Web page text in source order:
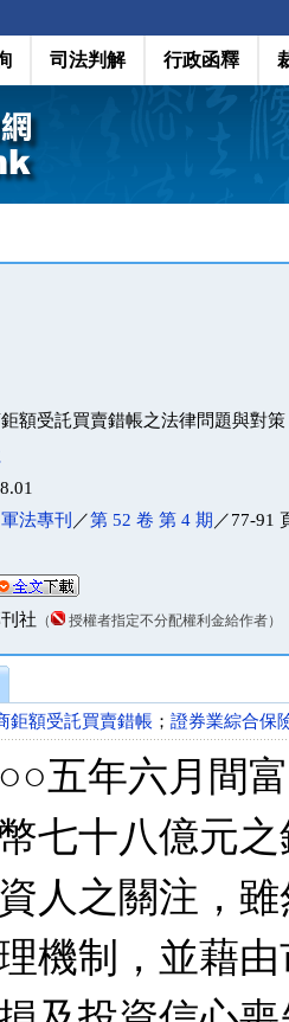
司法判解 行政函釋
額受託買賣錯帳之法律問題與對
軍法專刊 ／第 52 卷 第 4 期 ／77-91
社 （ 授權者指定不分配權利金給作者）
鉅額受託買賣錯帳 ； 證券業綜合保
五年六月間
七十八億元
人之關注，
機制，並藉